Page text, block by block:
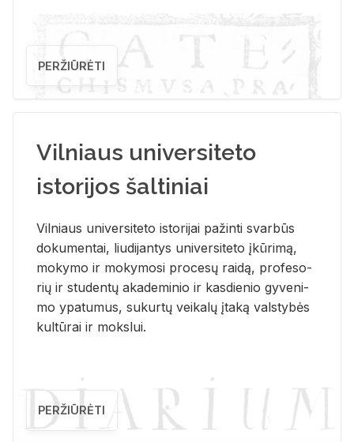
PERŽIŪRĖTI
Vilniaus universiteto
istorijos šaltiniai
Vil­niaus uni­ver­si­te­to is­to­ri­jai pa­žin­ti svar­būs
do­ku­men­tai, liu­di­jan­tys uni­ver­si­te­to įkū­ri­mą,
mo­ky­mo ir mo­ky­mo­si pro­ce­sų rai­dą, pro­fe­so­
rių ir stu­den­tų aka­de­mi­nio ir kas­die­nio gy­ve­ni­
mo ypa­tu­mus, su­kur­tų vei­ka­lų įta­ką vals­ty­bės
kul­tū­rai ir moks­lui.
PERŽIŪRĖTI